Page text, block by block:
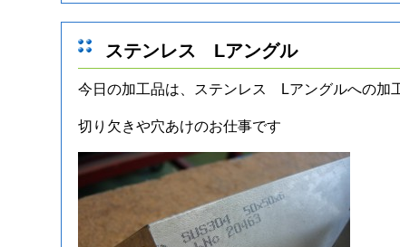
ステンレス Lアングル
今日の加工品は、ステンレス Lアングルへの加
切り欠きや穴あけのお仕事です